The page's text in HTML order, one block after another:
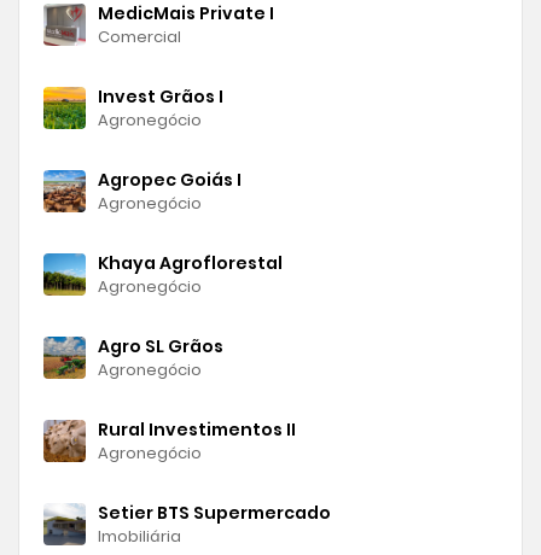
MedicMais Private I
Comercial
Invest Grãos I
Agronegócio
Agropec Goiás I
Agronegócio
Khaya Agroflorestal
Agronegócio
Agro SL Grãos
Agronegócio
Rural Investimentos II
Agronegócio
Setier BTS Supermercado
Imobiliária